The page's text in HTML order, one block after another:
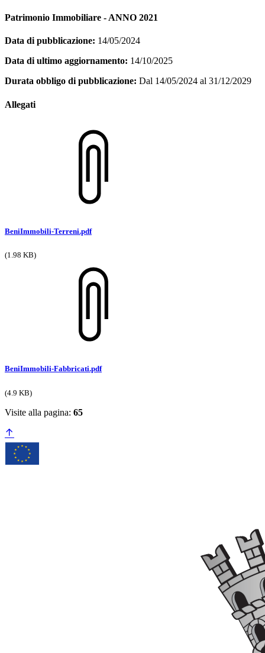
Patrimonio Immobiliare - ANNO 2021
Data di pubblicazione: 14/05/2024
Data di ultimo aggiornamento: 14/10/2025
Durata obbligo di pubblicazione: Dal 14/05/2024 al 31/12/2029
Allegati
BeniImmobili-Terreni.pdf
(1.98 KB)
BeniImmobili-Fabbricati.pdf
(4.9 KB)
Visite alla pagina: 65